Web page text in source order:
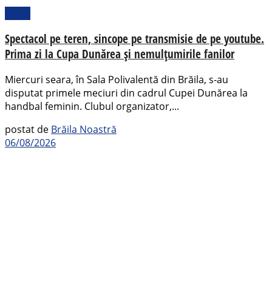
Spectacol pe teren, sincope pe transmisie de pe youtube.
Prima zi la Cupa Dunărea și nemulțumirile fanilor
Miercuri seara, în Sala Polivalentă din Brăila, s-au
disputat primele meciuri din cadrul Cupei Dunărea la
handbal feminin. Clubul organizator,...
postat de Brăila Noastră
06/08/2026